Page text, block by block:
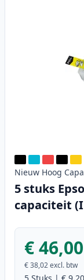
Nieuw Hoog
5 stuks
capaciteit
€ 46,00
€ 38,02excl. btw